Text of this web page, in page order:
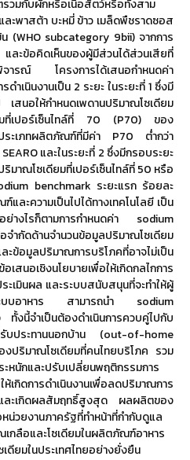
รวมกับผักหรือเนื้อสัตว์หรือทั้งสาม
ะพาสต้า บะหมี่ ข้าว เมล็ดพืชราดซอส
(WHO subcategory 9bii) จากการ
ละข้อคิดเห็นของผู้มีส่วนได้ส่วนเสียที่
พิจารณ์ โครงการได้เสนอกำหนดค่า
ำเนินงานเป็น 2 ระยะ ในระยะที่ 1 ซึ่งมี
สนอให้กำหนดเพดานปริมาณโซเดียม
ที่เปอร์เซ็นไทล์ที่ 70 (P70) ของ
ระเภทผลิตภัณฑ์ที่มีค่า P70 ต่ำกว่า
และในระยะที่ 2 ซึ่งมีกรอบระยะ
ริมาณโซเดียมที่เปอร์เซ็นไทล์ที่ 50 หรือ
benchmark ระยะแรก ร้อยละ
ละความเป็นไปได้ทางเทคโนโลยี เป็น
างไรก็ตามการกำหนดค่า sodium
ำกัดด้านจำนวนข้อมูลปริมาณโซเดียม
มูลปริมาณการบริโภคที่อาจไม่เป็น
นอเชิงนโยบายเพื่อให้เกิดกลไกการ
ะเมินผล และระบบสนับสนุนที่จะทำให้ผู้
ระบบอาหาร สามารถนำ sodium
งนี้จำเป็นต้องดำเนินการควบคู่ไปกับ
รับประทานนอกบ้าน (out-of-home
ปริมาณโซเดียมที่คนไทยบริโภค รวม
ะหนักและปรับเปลี่ยนพฤติกรรมการ
กิดการดำเนินงานเพื่อลดปริมาณการ
ละเกิดผลสัมฤทธิ์สูงสุด ผลผลิตของ
น่วยงานภาครัฐที่ทำหน้าที่กำกับดูแล
กลือและโซเดียมในผลิตภัณฑ์อาหาร
ดียมในประเทศไทยอย่างยั่งยืน